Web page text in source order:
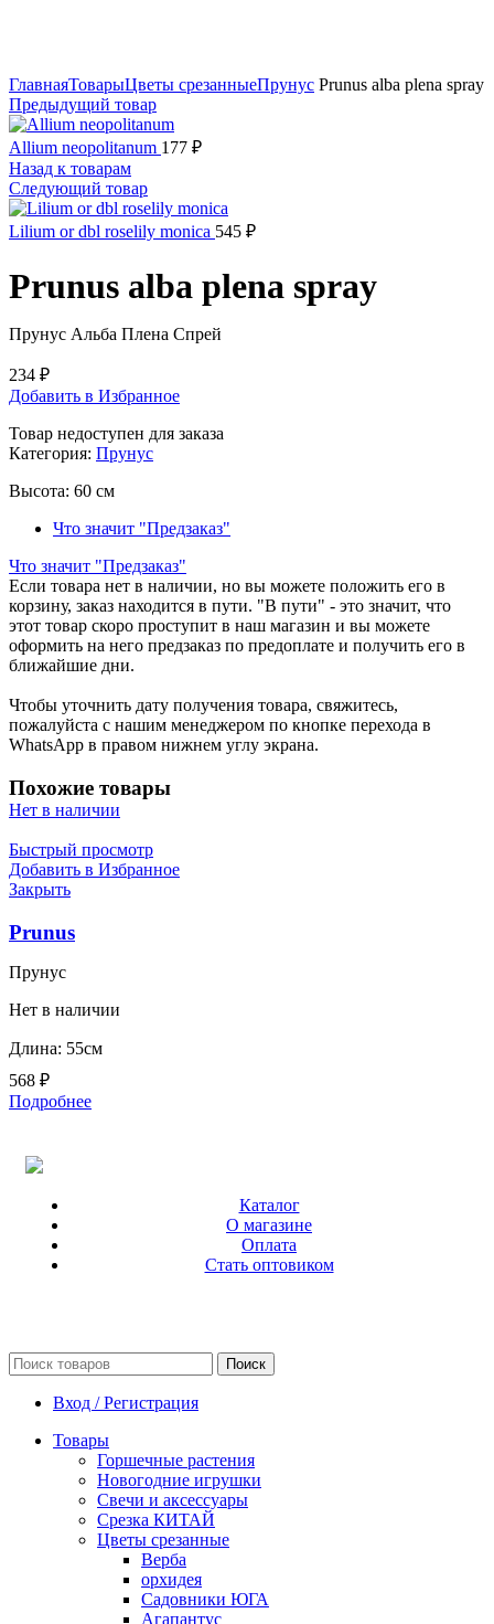
ГлавнаяТоварыЦветы срезанныеПрунус Prunus alba plena spray
Предыдущий товар
Allium neopolitanum 177 ₽
Назад к товарам
Следующий товар
Lilium or dbl roselily monica 545 ₽
Prunus alba plena spray
Прунус Альба Плена Спрей
234 ₽
Добавить в Избранное
Товар недоступен для заказа
Категория: Прунус
Высота: 60 см
Что значит "Предзаказ"
Что значит "Предзаказ"
Если товара нет в наличии, но вы можете положить его в
корзину, заказ находится в пути. "В пути" - это значит, что
этот товар скоро проступит в наш магазин и вы можете
оформить на него предзаказ по предоплате и получить его в
ближайшие дни.
Чтобы уточнить дату получения товара, свяжитесь,
пожалуйста с нашим менеджером по кнопке перехода в
WhatsApp в правом нижнем углу экрана.
Похожие товары
Нет в наличии
Быстрый просмотр
Добавить в Избранное
Закрыть
Prunus
Прунус
Нет в наличии
Длина: 55см
568 ₽
Подробнее
Каталог
О магазине
Оплата
Стать оптовиком
Поиск
Вход / Регистрация
Товары
Горшечные растения
Новогодние игрушки
Свечи и аксессуары
Срезка КИТАЙ
Цветы срезанные
Верба
орхидея
Садовники ЮГА
Агапантус